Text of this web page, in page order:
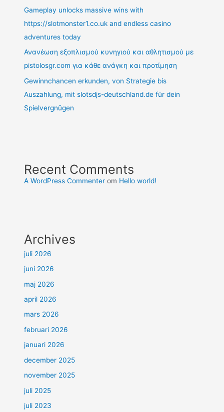
Gameplay unlocks massive wins with
https://slotmonster1.co.uk and endless casino
adventures today
Ανανέωση εξοπλισμού κυνηγιού και αθλητισμού με
pistolosgr.com για κάθε ανάγκη και προτίμηση
Gewinnchancen erkunden, von Strategie bis
Auszahlung, mit slotsdjs-deutschland.de für dein
Spielvergnügen
Recent Comments
A WordPress Commenter om Hello world!
Archives
juli 2026
juni 2026
maj 2026
april 2026
mars 2026
februari 2026
januari 2026
december 2025
november 2025
juli 2025
juli 2023